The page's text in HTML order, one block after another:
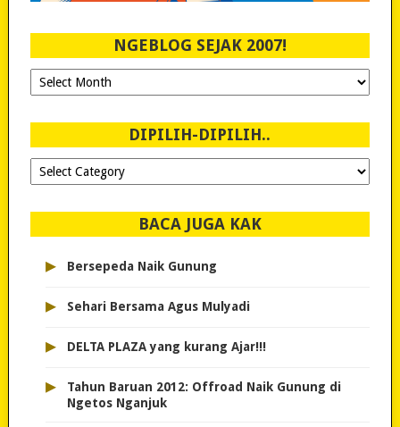
NGEBLOG SEJAK 2007!
Ngeblog
Sejak
DIPILIH-DIPILIH..
Dipilih-
dipilih..
BACA JUGA KAK
▸ Bersepeda Naik Gunung
▸ Sehari Bersama Agus Mulyadi
▸ DELTA PLAZA yang kurang Ajar!!!
▸
Tahun Baruan 2012: Offroad Naik Gunung di
Ngetos Nganjuk